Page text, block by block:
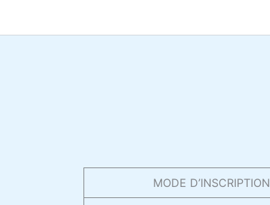
MODE D’INSCRIPTION